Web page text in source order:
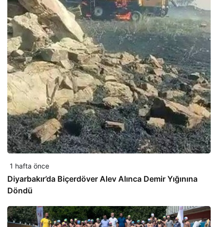
1 hafta önce
Diyarbakır’da Biçerdöver Alev Alınca Demir Yığınına
Döndü